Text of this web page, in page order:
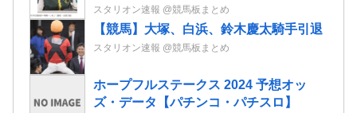
処分 業者に依頼して偽造品を作成
スタリオン速報 @競馬板まとめ
【競馬】大塚、白浜、鈴木慶太騎手引退
スタリオン速報 @競馬板まとめ
ホープフルステークス 2024 予想オッ
ズ・データ【パチンコ・パチスロ】